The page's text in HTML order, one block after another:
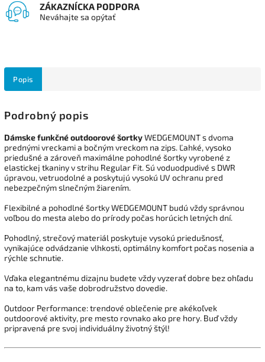
ZÁKAZNÍCKA PODPORA
Neváhajte sa opýtať
Popis
Podrobný popis
Dámske funkčné outdoorové šortkyWEDGEMOUNT s dvoma
prednými vreckami a bočným vreckom na zips. Ľahké, vysoko
priedušné a zároveň maximálne pohodlné šortky vyrobené z
elastickej tkaniny v strihu Regular Fit. Sú voduodpudivé s DWR
úpravou, vetruodolné a poskytujú vysokú UV ochranu pred
nebezpečným slnečným žiarením.
Flexibilné a pohodlné šortky WEDGEMOUNT budú vždy správnou
voľbou do mesta alebo do prírody počas horúcich letných dní.
Pohodlný, strečový materiál poskytuje vysokú priedušnosť,
vynikajúce odvádzanie vlhkosti, optimálny komfort počas nosenia a
rýchle schnutie.
Vďaka elegantnému dizajnu budete vždyvyzeraťdobre bezohľadu
na to, kamvásvaše dobrodružstvo dovedie.
Outdoor Performance:trendové oblečenie pre akékoľvek
outdoorové aktivity, pre mesto rovnakoako pre hory. Buď vždy
pripravená pre svoj individuálnyživotnýštýl!